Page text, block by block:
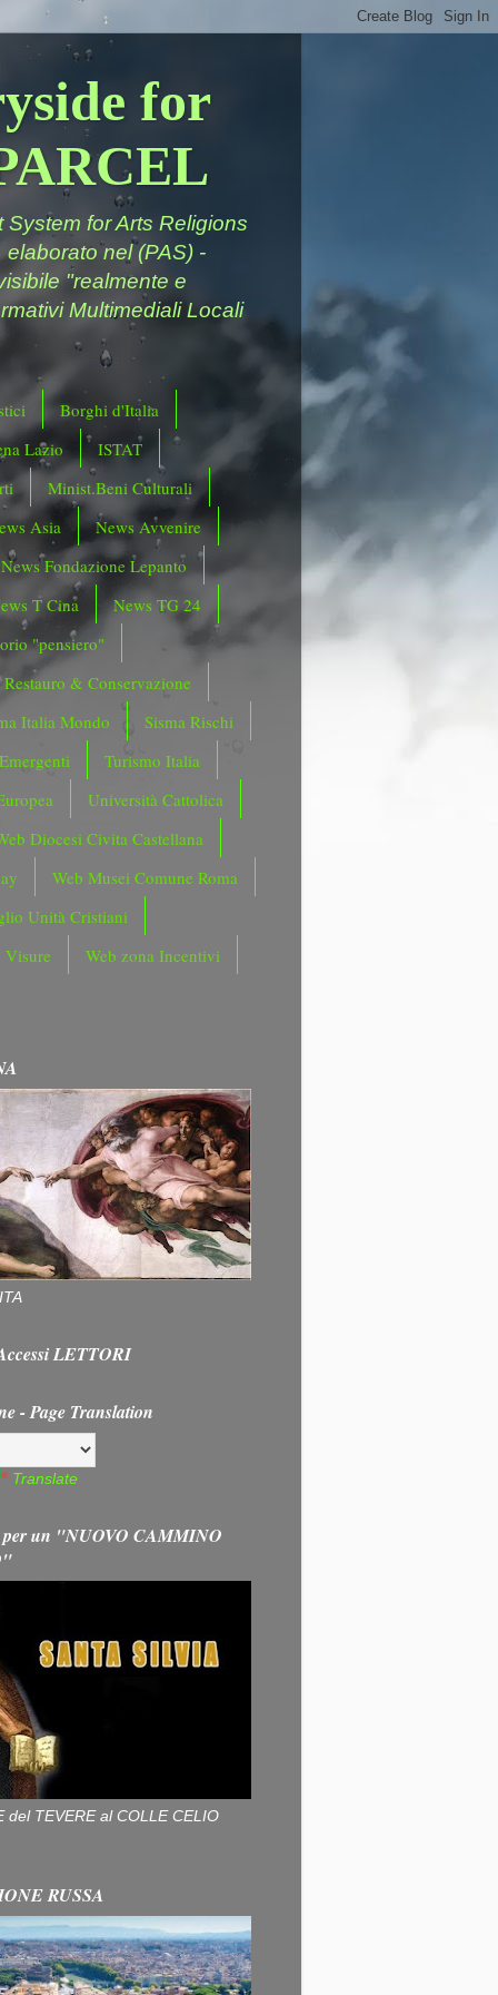
for
for Arts Religions
nel (PAS) -
"realmente e
Multimediali Locali
Borghi d'Italia
Lazio
ISTAT
Minist.Beni Culturali
Asia
News Avvenire
News Fondazione Lepanto
T Cina
News TG 24
"pensiero"
Restauro & Conservazione
Italia Mondo
Sisma Rischi
Turismo Italia
Università Cattolica
Diocesi Civita Castellana
Web Musei Comune Roma
Unità Cristiani
Visure
Web zona Incentivi
LETTORI
- Page Translation
Translate
per un "NUOVO CAMMINO
del TEVERE al COLLE CELIO
RUSSA